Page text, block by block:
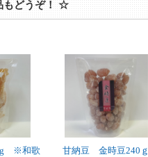
もどうぞ！ ☆
※和歌
甘納豆 金時豆240ｇ